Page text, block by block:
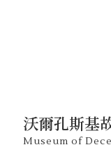
沃爾孔斯基
Museum of